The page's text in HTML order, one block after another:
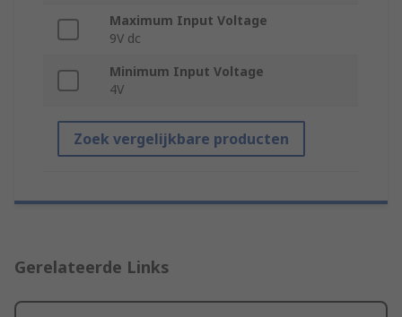
Maximum Input Voltage
9V dc
Minimum Input Voltage
4V
Zoek vergelijkbare producten
Gerelateerde Links